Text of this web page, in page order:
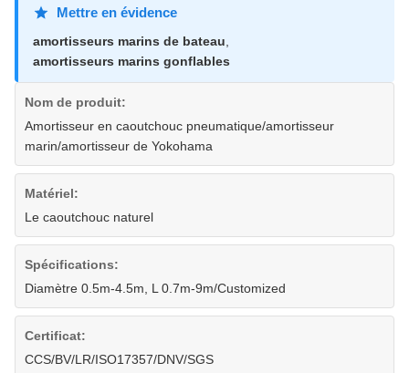
Mettre en évidence
amortisseurs marins de bateau
amortisseurs marins gonflables
Nom de produit:
Amortisseur en caoutchouc pneumatique/amortisseur
marin/amortisseur de Yokohama
Matériel:
Le caoutchouc naturel
Spécifications:
Diamètre 0.5m-4.5m, L 0.7m-9m/Customized
Certificat:
CCS/BV/LR/ISO17357/DNV/SGS